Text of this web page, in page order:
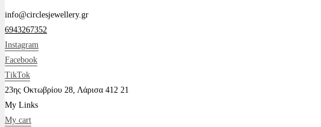
info@circlesjewellery.gr
6943267352
Instagram
Facebook
TikTok
23ης Οκτωβρίου 28, Λάρισα 412 21
My Links
My cart